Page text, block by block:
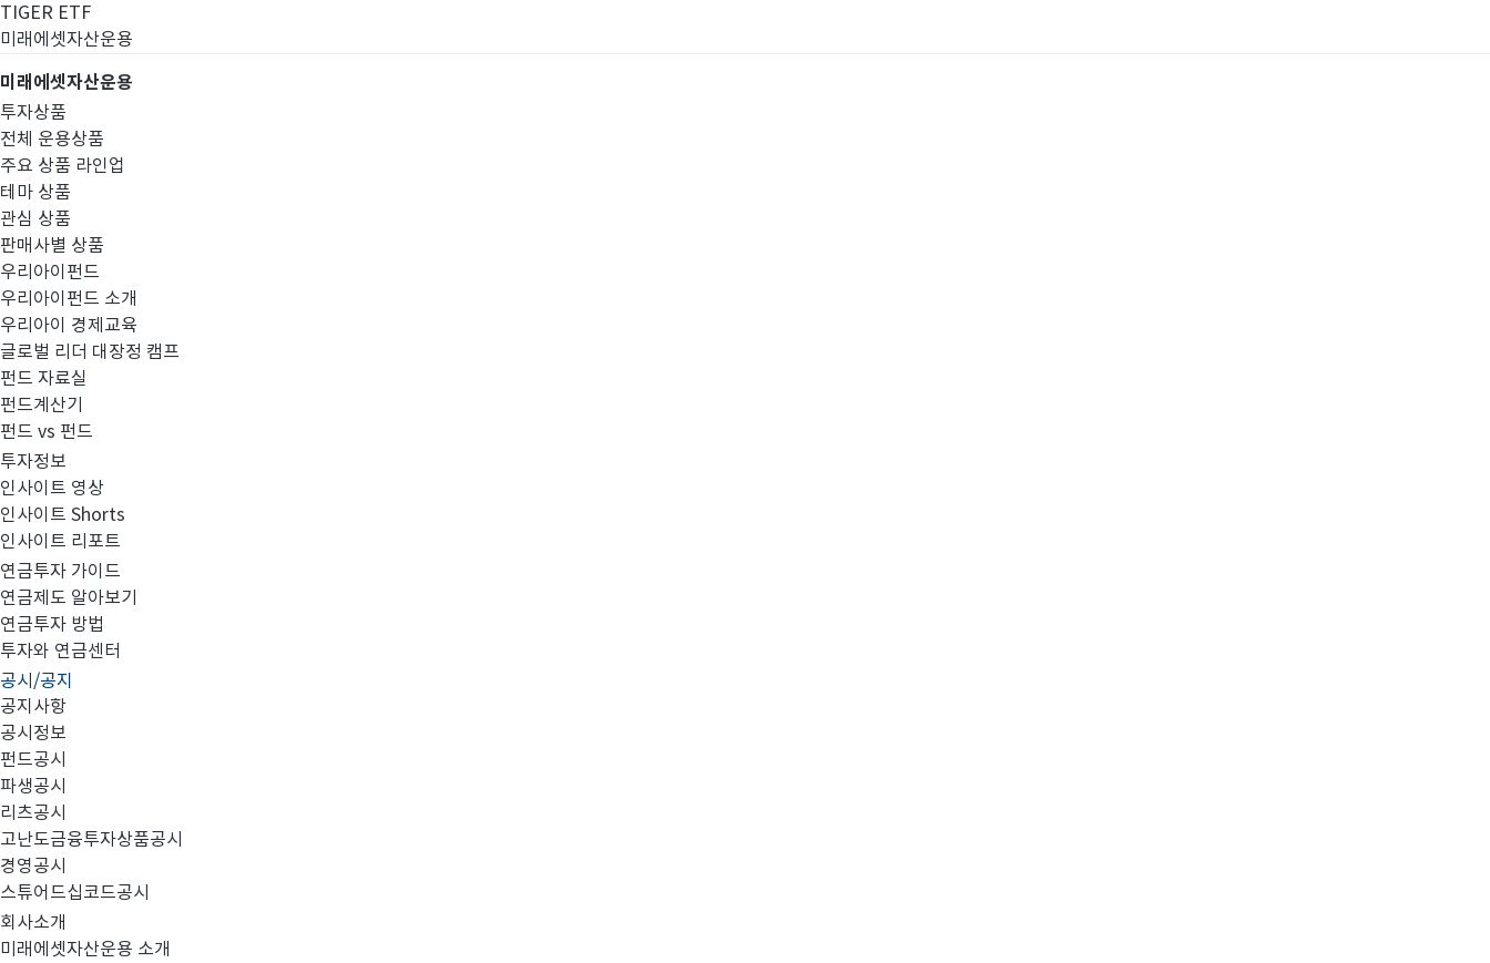
TIGER ETF
미래에셋자산운용
미래에셋자산운용
투자상품
전체 운용상품
주요 상품 라인업
테마 상품
관심 상품
판매사별 상품
우리아이펀드
우리아이펀드 소개
우리아이 경제교육
글로벌 리더 대장정 캠프
펀드 자료실
펀드계산기
펀드 vs 펀드
투자정보
인사이트 영상
인사이트 Shorts
인사이트 리포트
연금투자 가이드
연금제도 알아보기
연금투자 방법
투자와 연금센터
공시/공지
공지사항
공시정보
펀드공시
파생공시
리츠공시
고난도금융투자상품공시
경영공시
스튜어드십코드공시
회사소개
미래에셋자산운용 소개
고난도금융투자상품
고난도금융투자상품_공시_20220210